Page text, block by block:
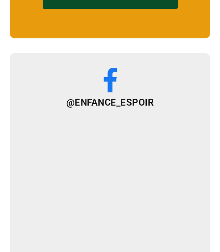
@ENFANCE_ESPOIR